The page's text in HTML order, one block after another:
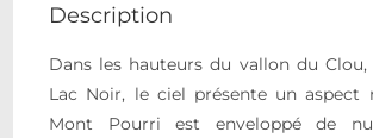
Description
Dans les hauteurs du vallon du Clou,
Lac Noir, le ciel présente un aspect
Mont Pourri est enveloppé de